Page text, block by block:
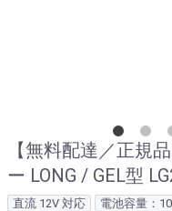
【無料配達／正規
ー LONG / GEL型
直流 12V 対応 電池容量：